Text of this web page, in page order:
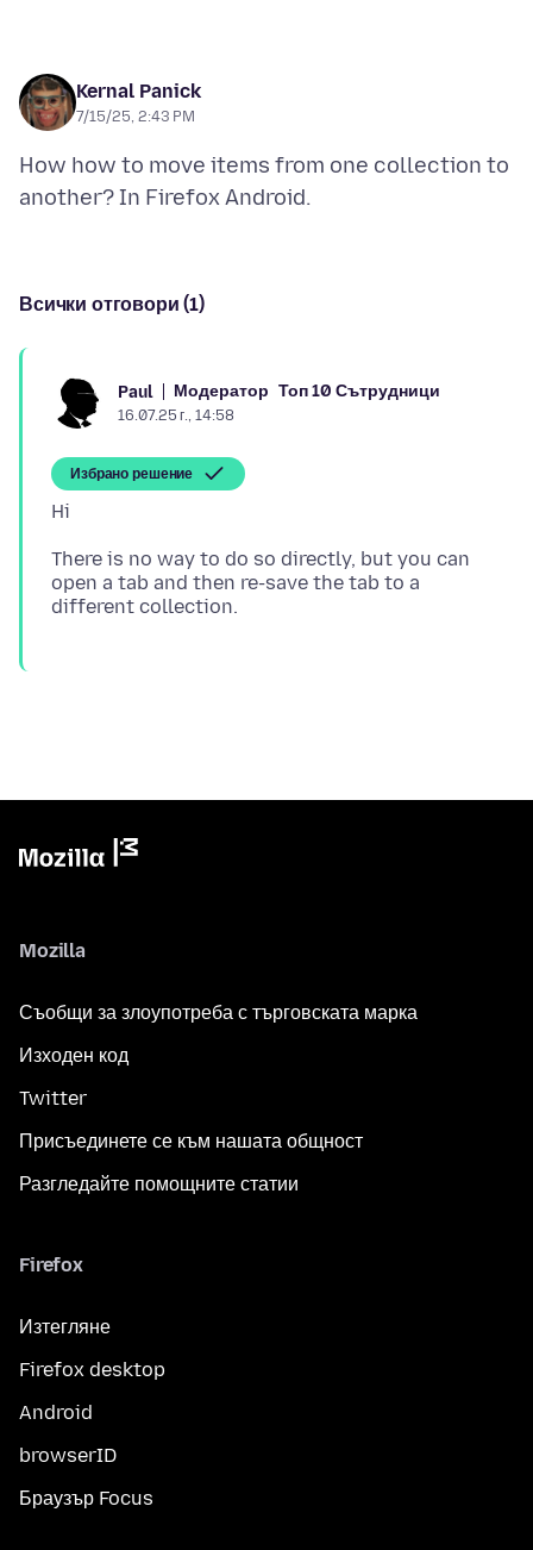
Kernal Panick
7/15/25, 2:43 PM
How how to move items from one collection to
Всички отговори (1)
Paul Модератор Топ 10 Сътрудници
16.07.25 г., 14:58
Избрано решение
There is no way to do so directly, but you can
open a tab and then re-save the tab to a
Mozilla
Съобщи за злоупотреба с търговската марка
Изходен код
Twitter
Присъединете се към нашата общност
Разгледайте помощните статии
Firefox
Изтегляне
Firefox desktop
Android
browserID
Браузър Focus